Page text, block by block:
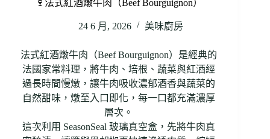
🍷法式紅酒燉牛肉（Beef Bourguignon）
24 6 月, 2026 美味廚房
法式紅酒燉牛肉（Beef Bourguignon）是經典的
法國家常料理，將牛肉、培根、蔬菜與紅酒經
過長時間慢燉，讓牛肉吸收濃郁酒香與蔬菜的
自然甜味，燉至入口即化，每一口都充滿濃厚
層次。
這次利用 SeasonSeal 玻璃真空盒，先將牛肉真